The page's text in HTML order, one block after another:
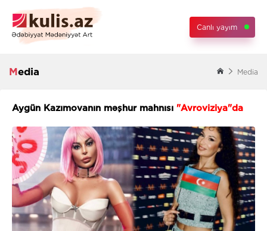
Canlı yayım
Media Media
Aygün Kazımovanın məşhur mahnısı "Avroviziya"da